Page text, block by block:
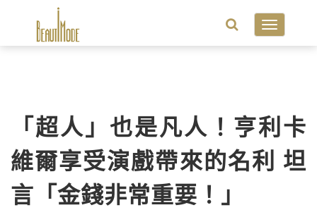
Toggle
「超人」也是凡人！亨利卡
維爾享受演戲帶來的名利 坦
言「金錢非常重要！」